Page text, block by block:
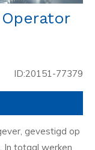
ID:20151-77379
gevestigd op
In totaal werken